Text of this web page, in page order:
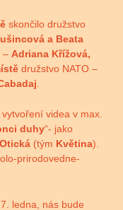
skončilo družstvo
a Beata
– Adriana Křížová,
družstvo NATO –
videa v max.
duhy“- jako
(tým Květina).
prirodovedne-
ledna, nás bude